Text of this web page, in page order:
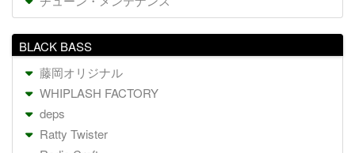
BLACK BASS
藤岡オリジナル
WHIPLASH FACTORY
deps
Ratty Twister